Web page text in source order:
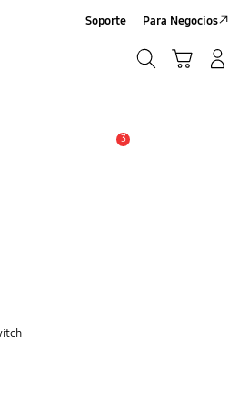
Soporte Para Negocios
3